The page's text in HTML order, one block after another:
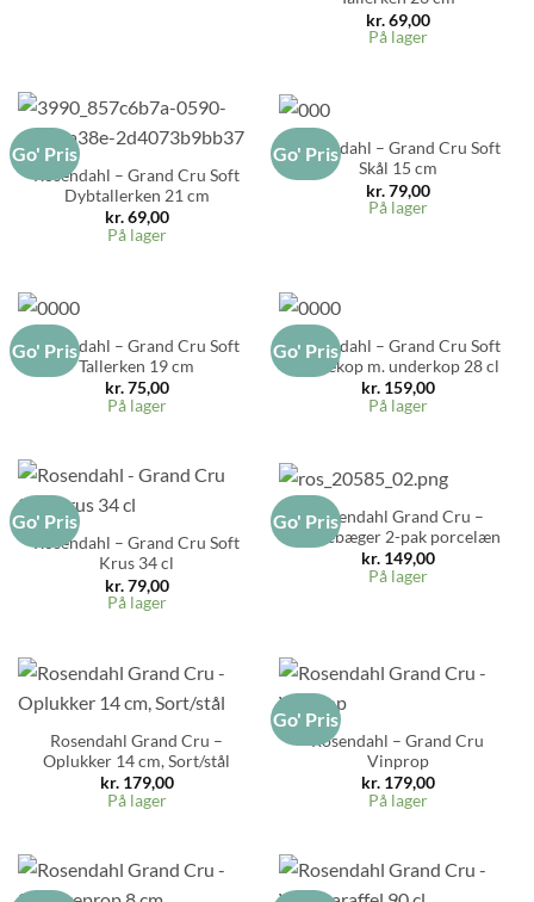
kr.69,00
På lager
Go' Pris
Rosendahl – Grand Cru Soft
Dybtallerken 21 cm
kr.69,00
På lager
Go' Pris
Rosendahl – Grand Cru Soft
Skål 15 cm
kr.79,00
På lager
Go' Pris
Rosendahl – Grand Cru Soft
Tallerken 19 cm
kr.75,00
På lager
Go' Pris
Rosendahl – Grand Cru Soft
Kaffekop m. underkop 28 cl
kr.159,00
På lager
Go' Pris
Rosendahl – Grand Cru Soft
Krus 34 cl
kr.79,00
På lager
Go' PrisRosendahl Grand Cru –
Æggebæger 2-pak porcelæn
kr.149,00
På lager
Rosendahl Grand Cru –
Oplukker 14 cm, Sort/stål
kr.179,00
På lager
Go' Pris
Rosendahl – Grand Cru
Vinprop
kr.179,00
På lager